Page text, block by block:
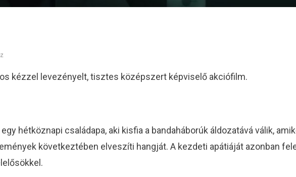
kézzel levezényelt, tisztes középszert képviselő akciófilm.
hétköznapi családapa, aki kisfia a bandaháborúk áldozatává válik,
következtében elveszíti hangját. A kezdeti apátiáját azonban